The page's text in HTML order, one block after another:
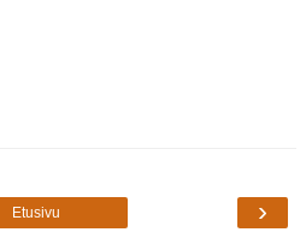
›
Etusivu